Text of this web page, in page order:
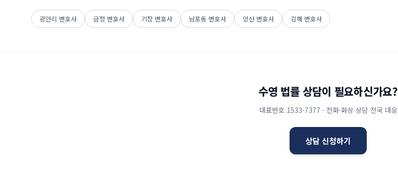
광안리 변호사 금정 변호사 기장 변호사 남포동 변호사 양산변호사 김해 변호사
수영 법률 상담이 필요하신가요?
대표번호 1533-7377 · 전화·화상 상담 전국 대응
상담 신청하기